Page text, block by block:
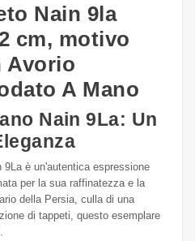
Nain 9la
cm, motivo
Avorio
A Mano
Nain 9La: Un
è un'autentica espressione
per la sua raffinatezza e la
della Persia, culla di una
di tappeti, questo esemplare